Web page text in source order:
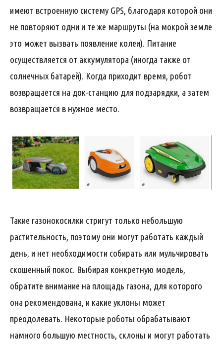
имеют встроенную систему GPS, благодаря которой они
не повторяют одни и те же маршруты (на мокрой земле
это может вызвать появление колеи). Питание
осуществляется от аккумулятора (иногда также от
солнечных батарей). Когда приходит время, робот
возвращается на док-станцию ​​для подзарядки, а затем
возвращается в нужное место.
Такие газонокосилки стригут только небольшую
растительность, поэтому они могут работать каждый
день, и нет необходимости собирать или мульчировать
скошенный покос. Выбирая конкретную модель,
обратите внимание на площадь газона, для которого
она рекомендована, и какие уклоны может
преодолевать. Некоторые роботы обрабатывают
намного большую местность, склоны и могут работать